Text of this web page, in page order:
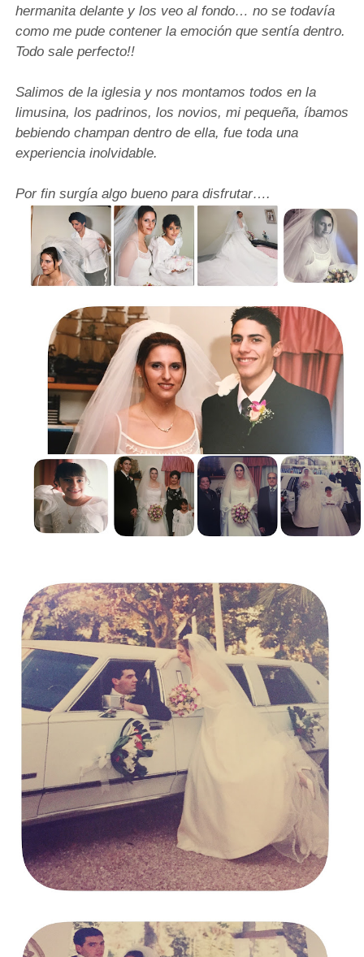
hermanita delante y los veo al fondo… no se todavía
como me pude contener la emoción que sentía dentro.
Todo sale perfecto!!
Salimos de la iglesia y nos montamos todos en la
limusina, los padrinos, los novios, mi pequeña, íbamos
bebiendo champan dentro de ella, fue toda una
experiencia inolvidable.
Por fin surgía algo bueno para disfrutar….